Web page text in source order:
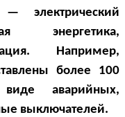
электрический
энергетика,
Например,
более 100
аварийных,
выключателей.